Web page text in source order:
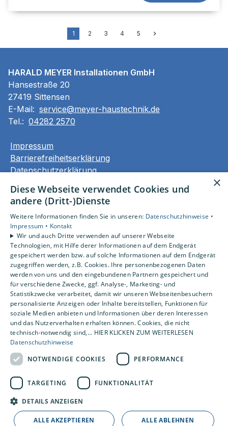
1 2 3 4 5
HARALD MEYER Installationen GmbH
Hansestraße 20
27419 Sittensen
E-Mail: service@meyer-haustechnik.de
Tel.: 04282 2570
Impressum
Barrierefreiheitserklärung
Datenschutzerklärung
Unsere Bereiche
Privatkunden
Gewerbekunden
Karriere
Unternehmen
Kontakt
×
Diese Webseite verwendet Cookies und
andere (Dritt-)Dienste
Weitere Informationen finden Sie in unseren: Datenschutzhinweise •
Impressum • Kontakt
Wir und auch Dritte verwenden auf unserer Webseite
Technologien, mit Hilfe derer Informationen auf dem Endgerät
gespeichert werden bzw. auf solche Informationen auf dem Endgerät
zugegriffen werden, z.B. Cookies. Ihre personenbezogenen Daten
werden von uns und den eingebundenen Partnern gespeichert und
für verschiedene Zwecke, ggf. Analyse-, Marketing- und
Statistikzwecke verarbeitet, damit wir unseren Webseitenbesuchern
personalisierte Anzeigen oder Inhalte bereitstellen, Funktionen für
soziale Medien anbieten und Informationen über deren Interessen
und das Nutzerverhalten erhalten können. Cookies, die nicht
technisch-notwendig sind,... HIER KLICKEN ZUM WEITERLESEN
Datenschutzhinweise
NOTWENDIGE COOKIES
PERFORMANCE
TARGETING FUNKTIONALITÄT
DETAILS ANZEIGEN
ALLE AKZEPTIEREN ALLE ABLEHNEN